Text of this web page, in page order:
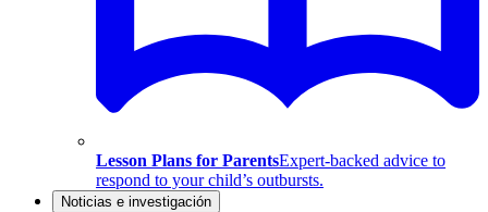
Lesson Plans for ParentsExpert-backed advice to
respond to your child’s outbursts.
Noticias e investigación